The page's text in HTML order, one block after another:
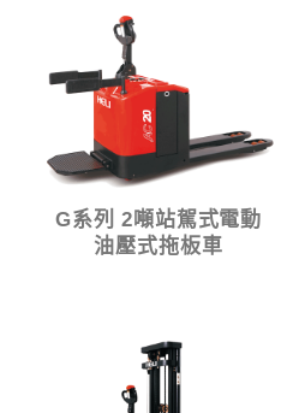
G系列 2噸站駕式電動
油壓式拖板車